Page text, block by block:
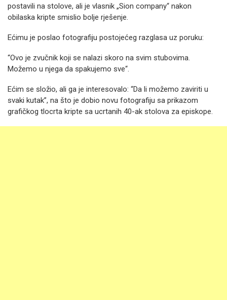
postavili na stolove, ali je vlasnik „Sion company“ nakon
obilaska kripte smislio bolje rješenje.
Ećimu je poslao fotografiju postojećeg razglasa uz poruku:
“Ovo je zvučnik koji se nalazi skoro na svim stubovima.
Možemo u njega da spakujemo sve“.
Ećim se složio, ali ga je interesovalo: “Da li možemo zaviriti u
svaki kutak”, na što je dobio novu fotografiju sa prikazom
grafičkog tlocrta kripte sa ucrtanih 40-ak stolova za episkope.